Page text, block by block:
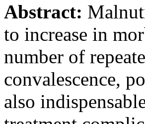
Abstract:
to increase in
number of
convalescence,
also